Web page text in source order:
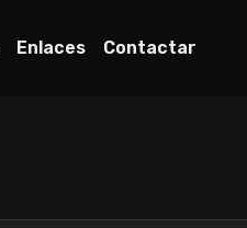
Enlaces Contactar